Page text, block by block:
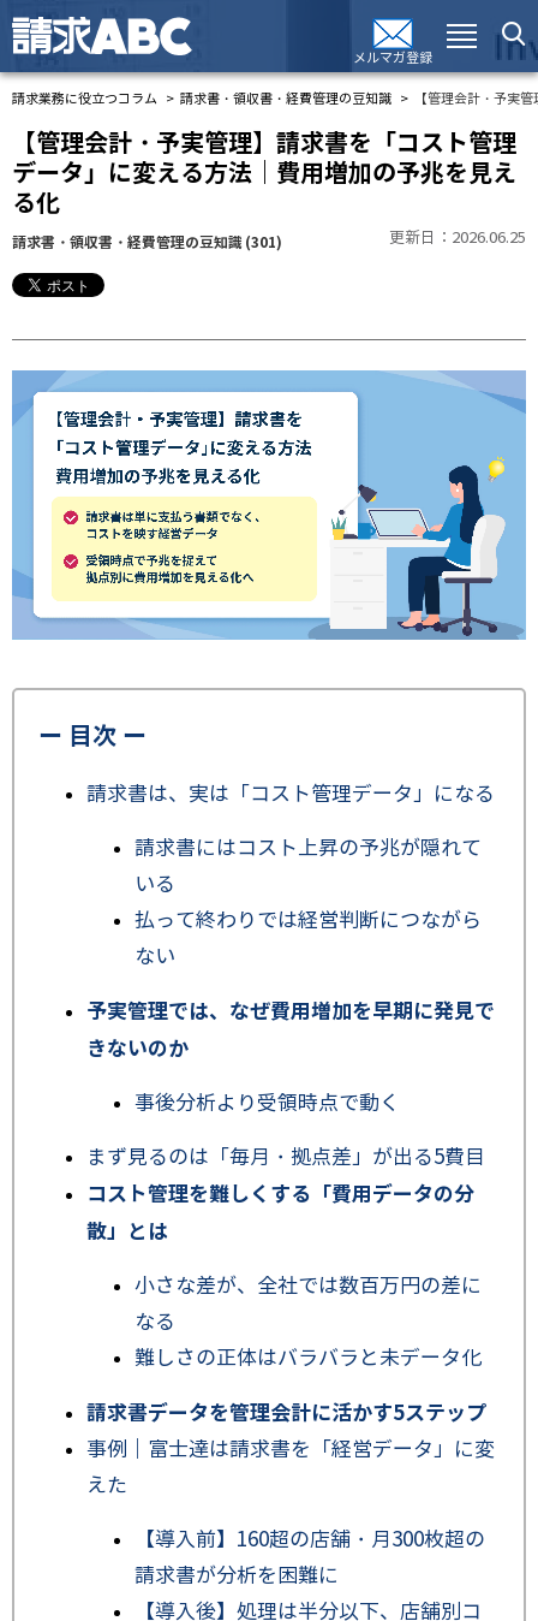
メルマガ登録
請求業務に役立つコラム 請求書・領収書・経費管理の豆知識 【管理会計・予実
【管理会計・予実管理】請求書を「コスト管理
データ」に変える方法｜費用増加の予兆を見え
る化
請求書・領収書・経費管理の豆知識 (301) 更新日：2026.06.25
ー 目次 ー
請求書は、実は「コスト管理データ」になる
請求書にはコスト上昇の予兆が隠れて
いる
払って終わりでは経営判断につながら
ない
予実管理では、なぜ費用増加を早期に発見で
きないのか
事後分析より受領時点で動く
まず見るのは「毎月・拠点差」が出る5費目
コスト管理を難しくする「費用データの分
散」とは
小さな差が、全社では数百万円の差に
なる
難しさの正体はバラバラと未データ化
請求書データを管理会計に活かす5ステップ
事例｜富士達は請求書を「経営データ」に変
えた
【導入前】160超の店舗・月300枚超の
請求書が分析を困難に
【導入後】処理は半分以下、店舗別コ